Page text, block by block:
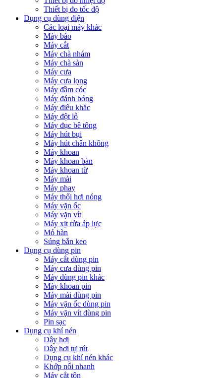
Thiết bị đo tốc độ
Dụng cụ dùng điện
Các loại máy khác
Máy bào
Máy cắt
Máy chà nhám
Máy chà sàn
Máy cưa
Máy cưa lọng
Máy đầm cóc
Máy đánh bóng
Máy điêu khắc
Máy đột lỗ
Máy đục bê tông
Máy hút bụi
Máy hút chân không
Máy khoan
Máy khoan bàn
Máy khoan từ
Máy mài
Máy phay
Máy thổi hơi nóng
Máy vặn ốc
Máy vặn vít
Máy xịt rửa áp lực
Mỏ hàn
Súng bắn keo
Dụng cụ dùng pin
Máy cắt dùng pin
Máy cưa dùng pin
Máy dùng pin khác
Máy khoan pin
Máy mài dùng pin
Máy vặn ốc dùng pin
Máy vặn vít dùng pin
Pin sạc
Dụng cụ khí nén
Dây hơi
Dây hơi tự rút
Dụng cụ khí nén khác
Khớp nối nhanh
Máy cắt tôn